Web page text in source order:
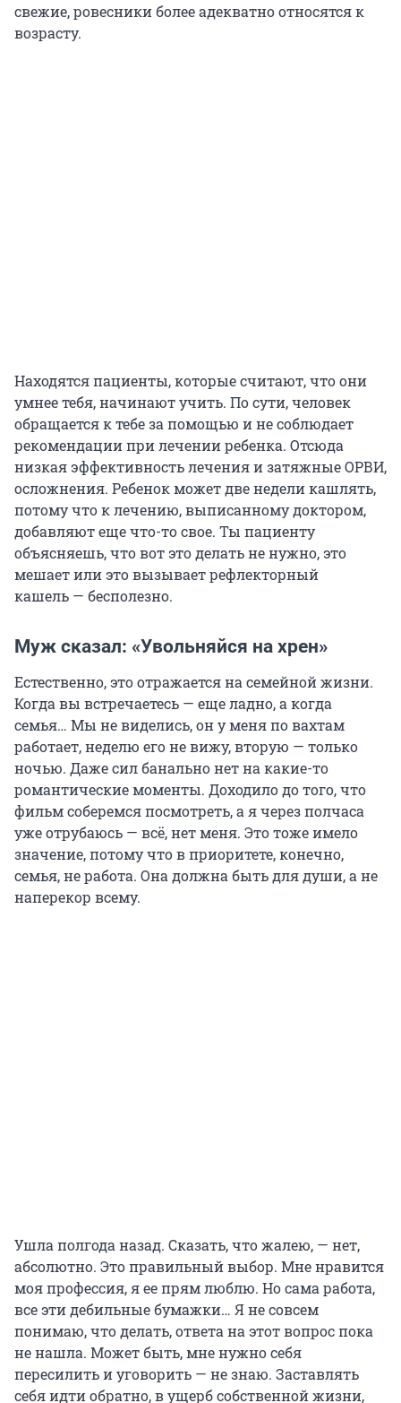
свежие, ровесники более адекватно относятся к
возрасту.
Находятся пациенты, которые считают, что они
умнее тебя, начинают учить. По сути, человек
обращается к тебе за помощью и не соблюдает
рекомендации при лечении ребенка. Отсюда
низкая эффективность лечения и затяжные ОРВИ,
осложнения. Ребенок может две недели кашлять,
потому что к лечению, выписанному доктором,
добавляют еще что-то свое. Ты пациенту
объясняешь, что вот это делать не нужно, это
мешает или это вызывает рефлекторный
кашель — бесполезно.
Муж сказал: «Увольняйся на хрен»
Естественно, это отражается на семейной жизни.
Когда вы встречаетесь — еще ладно, а когда
семья… Мы не виделись, он у меня по вахтам
работает, неделю его не вижу, вторую — только
ночью. Даже сил банально нет на какие-то
романтические моменты. Доходило до того, что
фильм соберемся посмотреть, а я через полчаса
уже отрубаюсь — всё, нет меня. Это тоже имело
значение, потому что в приоритете, конечно,
семья, не работа. Она должна быть для души, а не
наперекор всему.
Ушла полгода назад. Сказать, что жалею, — нет,
абсолютно. Это правильный выбор. Мне нравится
моя профессия, я ее прям люблю. Но сама работа,
все эти дебильные бумажки… Я не совсем
понимаю, что делать, ответа на этот вопрос пока
не нашла. Может быть, мне нужно себя
пересилить и уговорить — не знаю. Заставлять
себя идти обратно, в ущерб собственной жизни,